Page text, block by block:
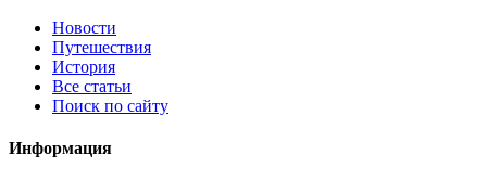
Новости
Путешествия
История
Все статьи
Поиск по сайту
Информация